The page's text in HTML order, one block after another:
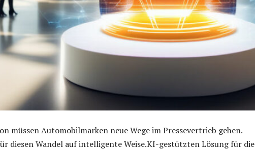
müssen Automobilmarken neue Wege im Pressevertrieb gehen.
diesen Wandel auf intelligente Weise.KI-gestützten Lösung für die